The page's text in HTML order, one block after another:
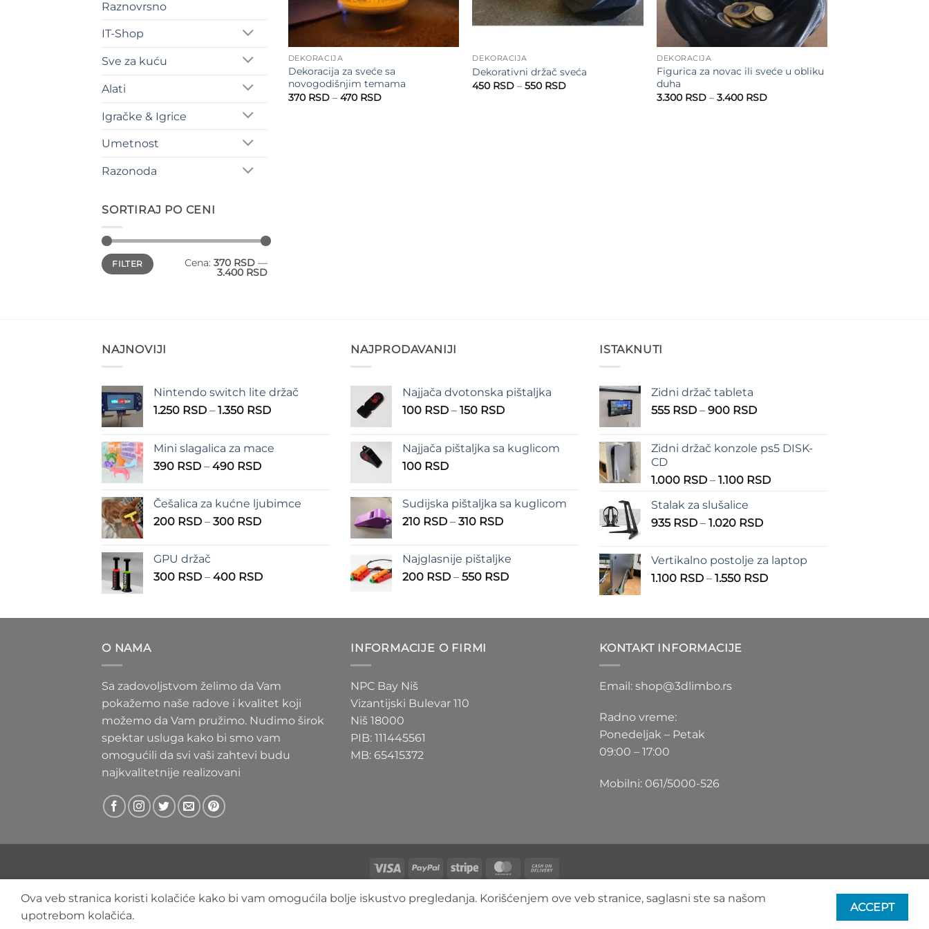
Raznovrsno
IT-Shop
Sve za kuću
Alati
Igračke & Igrice
Umetnost
Razonoda
SORTIRAJ PO CENI
Minimalna
cena
Maksimalna
cenaFILTER Cena: 370 RSD —
3.400 RSD
DEKORACIJA
Dekoracija za sveće sa
novogodišnjim temama
370 RSD – 470 RSDRaspon
DEKORACIJA
Dekorativni držač sveća
450 RSD – 550 RSDRaspon
DEKORACIJA
Figurica za novac ili sveće u obliku
duha
3.300 RSD – 3.400 RSDRaspon
NAJNOVIJI
Nintendo switch lite držač
1.250 RSD – 1.350 RSDRaspon
1.250 RSD
Mini slagalica za mace
390 RSD – 490 RSDRaspon
390 RSD
do
Češalica za kućne ljubimce
200 RSD – 300 RSDRaspon
do
GPU držač
300 RSD – 400 RSDRaspon
300 RSD
NAJPRODAVANIJI
Najjača dvotonska pištaljka
100 RSD – 150 RSDRaspon
100 RSD
Najjača pištaljka sa kuglicom
100 RSD
Sudijska pištaljka sa kuglicom
210 RSD – 310 RSDRaspon
210 RSD
do
Najglasnije pištaljke
200 RSD – 550 RSDRaspon
200 RSD
ISTAKNUTI
Zidni držač tableta
555 RSD – 900 RSDRaspon
555 RSD
900 RSD
Zidni držač konzole ps5 DISK-
CD
1.000 RSD – 1.100 RSDRaspon
Stalak za slušalice
935 RSD – 1.020 RSDRaspon
935 RSD
do
Vertikalno postolje za laptop
1.100 RSD – 1.550 RSDRaspon
1.100 RSD
O NAMA
Sa zadovoljstvom želimo da Vam
pokažemo naše radove i kvalitet koji
možemo da Vam pružimo. Nudimo širok
spektar usluga kako bi smo vam
omogućili da svi vaši zahtevi budu
najkvalitetnije realizovani
INFORMACIJE O FIRMI
NPC Bay Niš
Vizantijski Bulevar 110
Niš 18000
PIB: 111445561
MB: 65415372
KONTAKT INFORMACIJE
Email: shop@3dlimbo.rs
Radno vreme:
Ponedeljak – Petak
09:00 – 17:00
Mobilni: 061/5000-526
Visa PayPal Stripe MasterCard
On
Delivery
O NAMA BLOG FAQ KONTAKT
Ova veb stranica koristi kolačiće kako bi vam omogućila bolje iskustvo pregledanja. Korišćenjem ove veb stranice, saglasni ste sa našom
upotrebom kolačića.
ACCEPT